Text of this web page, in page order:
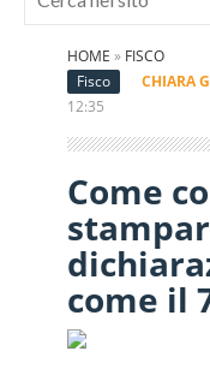
HOME » FISCO
Fisco
CHIARA
12:35
Come
come il